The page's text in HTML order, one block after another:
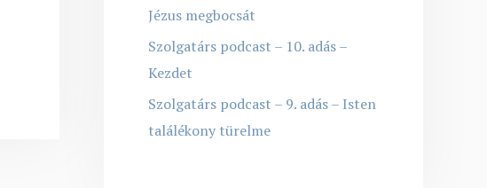
Jézus megbocsát
Szolgatárs podcast – 10. adás –
Kezdet
Szolgatárs podcast – 9. adás – Isten
találékony türelme